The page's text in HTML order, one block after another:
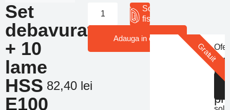
Set
debavurator
+ 10
lame
HSS
E100
82,40 lei
Adauga in cos
Solicita
fisa 3D
de
in
de
Gratuit